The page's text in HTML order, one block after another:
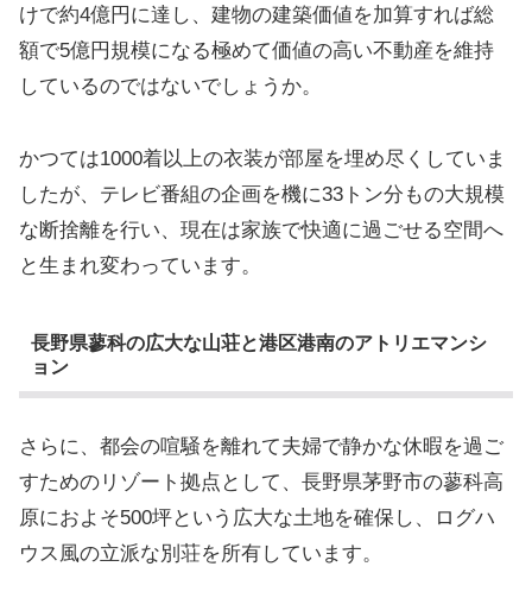
けで約4億円に達し、建物の建築価値を加算すれば総
額で5億円規模になる極めて価値の高い不動産を維持
しているのではないでしょうか。
かつては1000着以上の衣装が部屋を埋め尽くしていま
したが、テレビ番組の企画を機に33トン分もの大規模
な断捨離を行い、現在は家族で快適に過ごせる空間へ
と生まれ変わっています。
長野県蓼科の広大な山荘と港区港南のアトリエマンシ
ョン
さらに、都会の喧騒を離れて夫婦で静かな休暇を過ご
すためのリゾート拠点として、長野県茅野市の蓼科高
原におよそ500坪という広大な土地を確保し、ログハ
ウス風の立派な別荘を所有しています。